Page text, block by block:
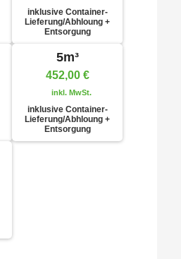
inklusive Container-
Lieferung/Abhloung +
Entsorgung
5m³
452,00 €
inkl. MwSt.
inklusive Container-
Lieferung/Abhloung +
Entsorgung